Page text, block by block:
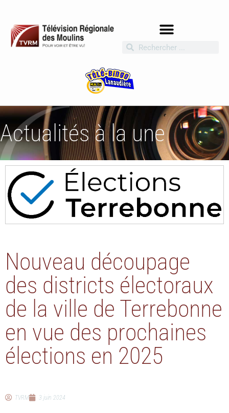
Actualités à la une
Nouveau découpage
des districts électoraux
de la ville de Terrebonne
en vue des prochaines
élections en 2025
TVRM 3 juin 2024